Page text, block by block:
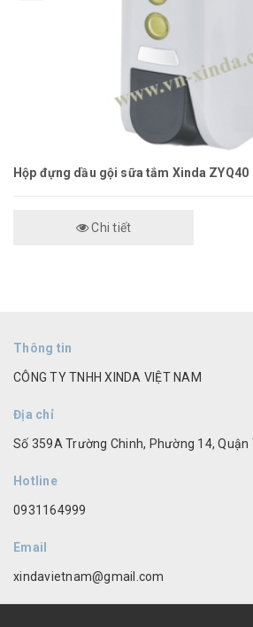
Hộp đựng dầu gội sữa tắm Xinda ZYQ40
Chi tiết
Thông tin
CÔNG TY TNHH XINDA VIỆT NAM
Địa chỉ
Số 359A Trường Chinh, Phường 14, Quận
Hotline
0931164999
Email
xindavietnam@gmail.com